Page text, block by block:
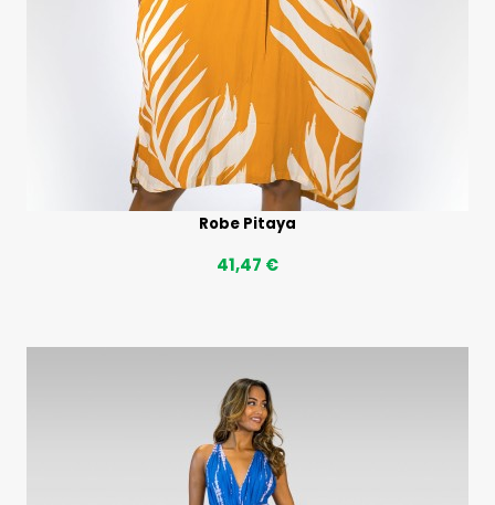
Robe Pitaya
41,47 €